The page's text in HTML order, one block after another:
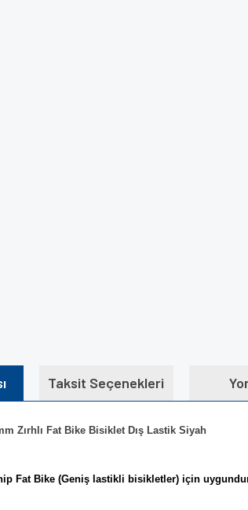
Taksit Seçenekleri
Zırhlı Fat Bike Bisiklet Dış Lastik Siyah
Fat Bike (Geniş lastikli bisikletler) için